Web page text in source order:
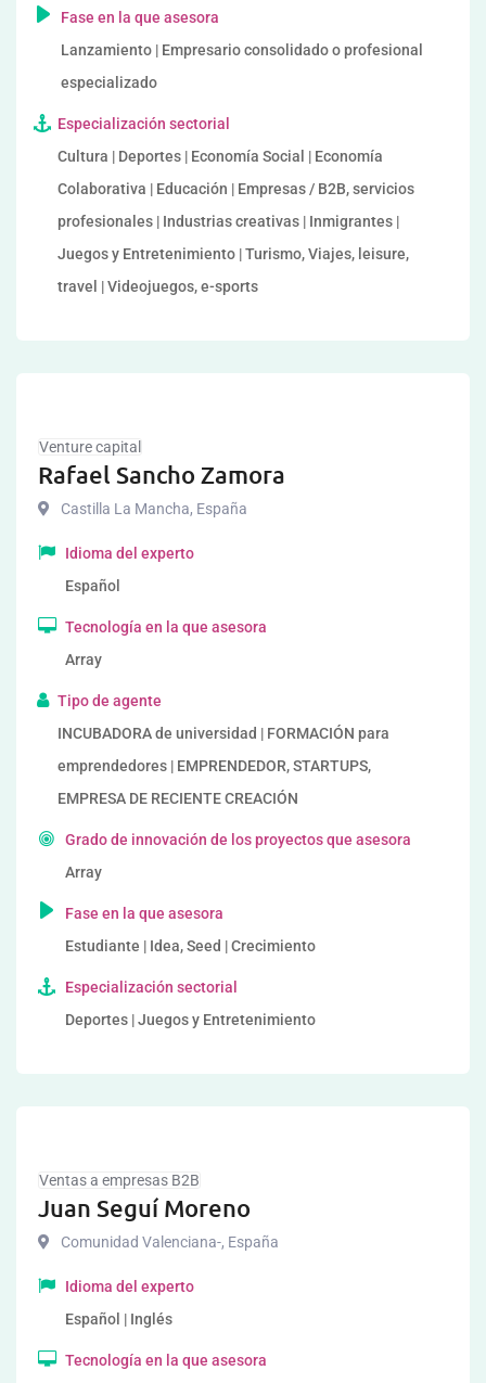
Fase en la que asesora
Lanzamiento | Empresario consolidado o profesional
especializado
Especialización sectorial
Cultura | Deportes | Economía Social | Economía
Colaborativa | Educación | Empresas / B2B, servicios
profesionales | Industrias creativas | Inmigrantes |
Juegos y Entretenimiento | Turismo, Viajes, leisure,
travel | Videojuegos, e-sports
Venture capital
Rafael Sancho Zamora
Castilla La Mancha, España
Idioma del experto
Español
Tecnología en la que asesora
Array
Tipo de agente
INCUBADORA de universidad | FORMACIÓN para
emprendedores | EMPRENDEDOR, STARTUPS,
EMPRESA DE RECIENTE CREACIÓN
Grado de innovación de los proyectos que asesora
Array
Fase en la que asesora
Estudiante | Idea, Seed | Crecimiento
Especialización sectorial
Deportes | Juegos y Entretenimiento
Ventas a empresas B2B
Juan Seguí Moreno
Comunidad Valenciana-, España
Idioma del experto
Español | Inglés
Tecnología en la que asesora